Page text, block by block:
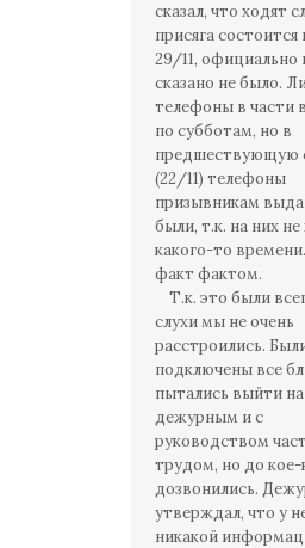
сказал, что ходят
присяга состоится
29/11, официально
сказано не было.
телефоны в части
по субботам, но в
предшествующую
(22/11) телефоны
призывникам
были, т.к. на них не
какого-то
факт фактом.
Т.к. это были
слухи мы не очень
расстроились.
подключены все
пытались выйти на
дежурным и с
руководством
трудом, но до кое-
дозвонились.
утверждал, что у
никакой